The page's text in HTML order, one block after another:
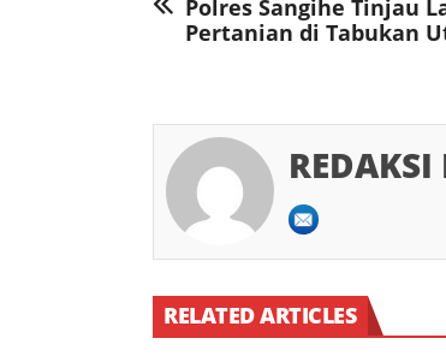
Polres Sangihe Tinjau
Pertanian di Tabukan
RELATED ARTICLES